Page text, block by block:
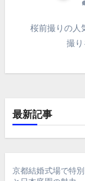
桜前撮りの人気ロケーション 京都での前
撮
最新記事
京都結婚式場で特